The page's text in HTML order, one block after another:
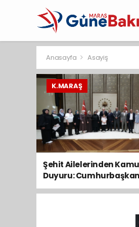
Anasayfa Asayiş
K.MARAŞ
Şehit Ailelerinden
Duyuru:
Erdoğan’a